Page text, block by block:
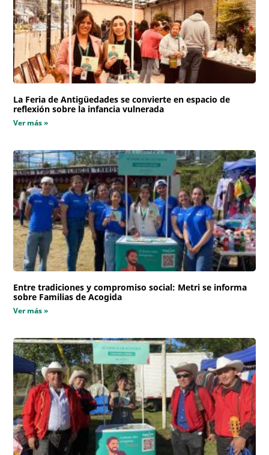
La Feria de Antigüedades se convierte en espacio de
reflexión sobre la infancia vulnerada
Ver más »
Entre tradiciones y compromiso social: Metri se informa
sobre Familias de Acogida
Ver más »